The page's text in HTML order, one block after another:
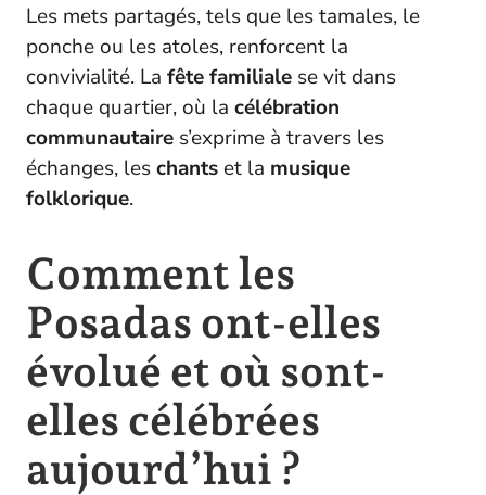
Les mets partagés, tels que les tamales, le
ponche ou les atoles, renforcent la
convivialité. La fête familiale se vit dans
chaque quartier, où la célébration
communautaire s’exprime à travers les
échanges, leschants et la musique
folklorique.
Comment les
Posadas ont-elles
évolué et où sont-
elles célébrées
aujourd’hui ?